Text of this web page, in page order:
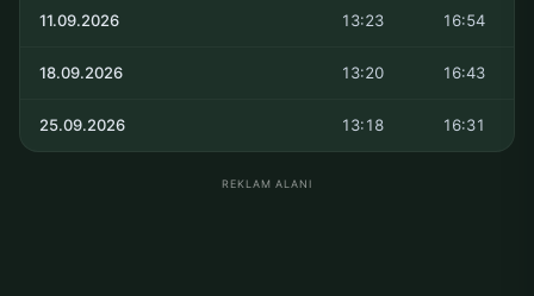
11.09.2026 13:23 16:54
18.09.2026 13:20 16:43
25.09.2026 13:18 16:31
REKLAM ALANI